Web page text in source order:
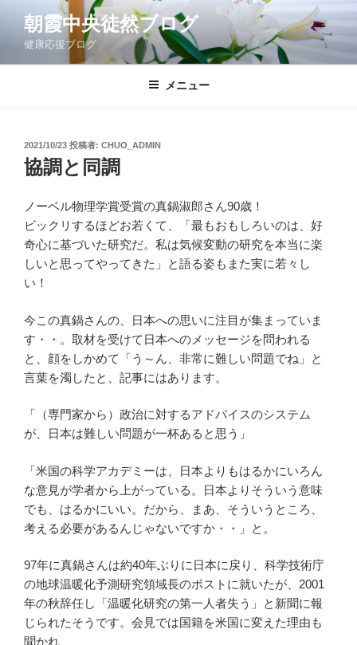
ン
朝霞中央徒然ブログ
健康応援ブログ
メニュー
投
稿
日:
2021/10/23 投稿者: CHUO_ADMIN
協調と同調
ノーベル物理学賞受賞の真鍋淑郎さん90歳！
ビックリするほどお若くて、「最もおもしろいのは、好
奇心に基づいた研究だ。私は気候変動の研究を本当に楽
しいと思ってやってきた」と語る姿もまた実に若々し
い！
今この真鍋さんの、日本への思いに注目が集まっていま
す・・。取材を受けて日本へのメッセージを問われる
と、顔をしかめて「う～ん、非常に難しい問題でね」と
言葉を濁したと、記事にはあります。
「（専門家から）政治に対するアドバイスのシステム
が、日本は難しい問題が一杯あると思う」
「米国の科学アカデミーは、日本よりもはるかにいろん
な意見が学者から上がっている。日本よりそういう意味
でも、はるかにいい。だから、まあ、そういうところ、
考える必要があるんじゃないですか・・」と。
97年に真鍋さんは約40年ぶりに日本に戻り、科学技術庁
の地球温暖化予測研究領域長のポストに就いたが、2001
年の秋辞任し「温暖化研究の第一人者失う」と新聞に報
じられたそうです。会見では国籍を米国に変えた理由も
聞かれ、